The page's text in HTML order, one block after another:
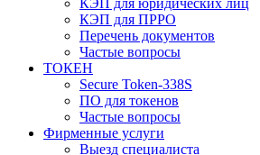
КЭП для юридических лиц
КЭП для ПРРО
Перечень документов
Частые вопросы
ТОКЕН
Secure Token-338S
ПО для токенов
Частые вопросы
Фирменные услуги
Выезд специалиста